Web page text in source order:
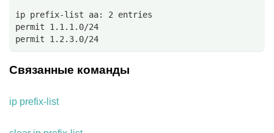
ip prefix-list aa: 2 entries
permit 1.1.1.0/24
permit 1.2.3.0/24
Связанные команды
ip prefix-list